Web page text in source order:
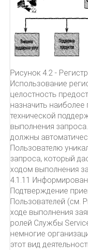
Рисунок 4.2 -
Использование
целостность
назначить
технической
выполнения
должны
Пользователю
запроса, который
ходом выполнения
4.1.11
Подтверждение
Пользователей (см.
ходе выполнения
ролей Службы
немногие
этот вид